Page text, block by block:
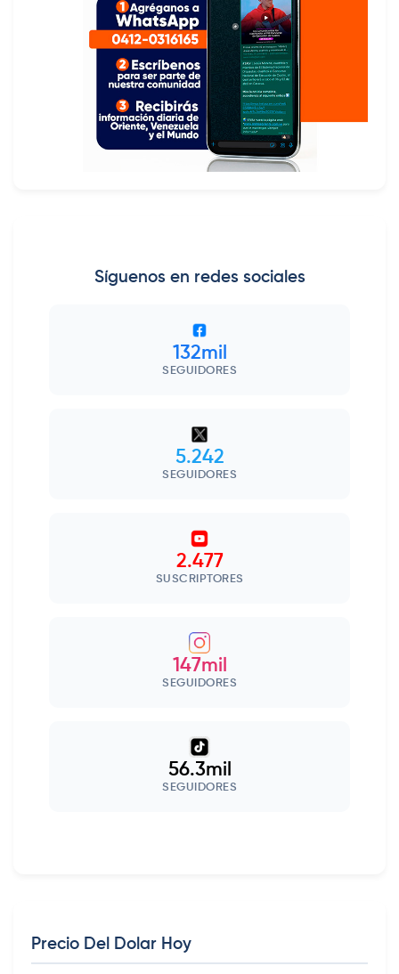
Síguenos en redes sociales
132mil
SEGUIDORES
5.242
SEGUIDORES
2.477
SUSCRIPTORES
147mil
SEGUIDORES
56.3mil
SEGUIDORES
Precio Del Dolar Hoy